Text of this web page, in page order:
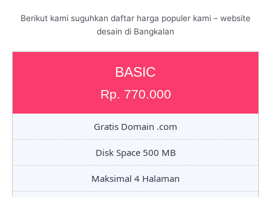
Berikut kami suguhkan daftar harga populer kami – website
desain di Bangkalan
BASIC
Rp. 770.000
Gratis Domain .com
Disk Space 500 MB
Maksimal 4 Halaman